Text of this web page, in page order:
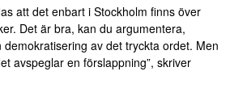
att det enbart i Stockholm finns över
Det är bra, kan du argumentera,
av det tryckta ordet. Men
avspeglar en förslappning”, skriver